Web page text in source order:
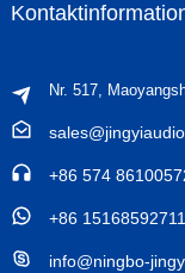
Nr. 517,
+86 574
+86 15168592711
info@ningbo-